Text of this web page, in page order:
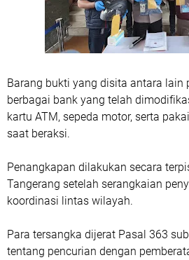
Barang bukti yang disita antara lain
berbagai bank yang telah
kartu ATM, sepeda motor, serta
saat beraksi.
Penangkapan dilakukan secara
Tangerang setelah serangkaian
koordinasi lintas wilayah.
Para tersangka dijerat Pasal 363
tentang pencurian dengan